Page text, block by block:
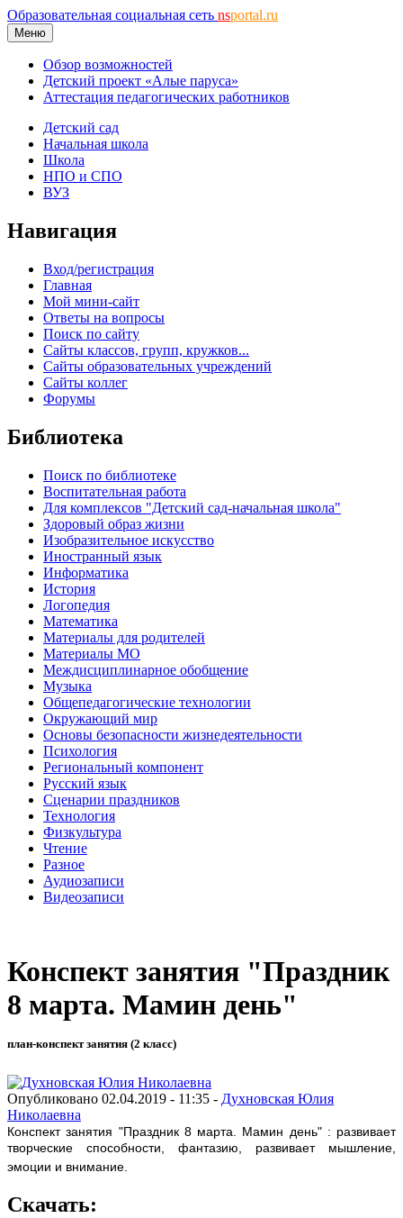
Образовательная социальная сеть nsportal.ru
Меню
Обзор возможностей
Детский проект «Алые паруса»
Аттестация педагогических работников
Детский сад
Начальная школа
Школа
НПО и СПО
ВУЗ
Навигация
Вход/регистрация
Главная
Мой мини-сайт
Ответы на вопросы
Поиск по сайту
Сайты классов, групп, кружков...
Сайты образовательных учреждений
Сайты коллег
Форумы
Библиотека
Поиск по библиотеке
Воспитательная работа
Для комплексов "Детский сад-начальная школа"
Здоровый образ жизни
Изобразительное искусство
Иностранный язык
Информатика
История
Логопедия
Математика
Материалы для родителей
Материалы МО
Междисциплинарное обобщение
Музыка
Общепедагогические технологии
Окружающий мир
Основы безопасности жизнедеятельности
Психология
Региональный компонент
Русский язык
Сценарии праздников
Технология
Физкультура
Чтение
Разное
Аудиозаписи
Видеозаписи
Конспект занятия "Праздник
8 марта. Мамин день"
план-конспект занятия (2 класс)
Опубликовано 02.04.2019 - 11:35 - Духновская Юлия
Николаевна
Конспект занятия "Праздник 8 марта. Мамин день" : развивает
творческие способности, фантазию, развивает мышление,
эмоции и внимание.
Скачать: